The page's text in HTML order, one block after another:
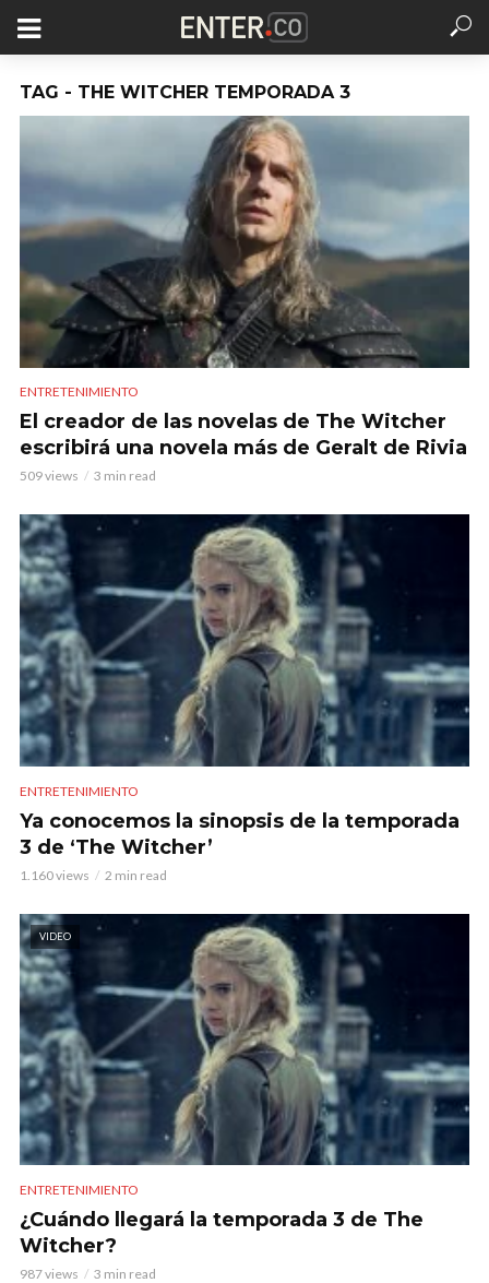
TAG - THE WITCHER TEMPORADA 3
ENTRETENIMIENTO
El creador de las novelas de The Witcher
escribirá una novela más de Geralt de Rivia
509 views 3 min read
ENTRETENIMIENTO
Ya conocemos la sinopsis de la temporada
3 de ‘The Witcher’
1.160 views 2 min read
VIDEO
ENTRETENIMIENTO
¿Cuándo llegará la temporada 3 de The
Witcher?
987 views 3 min read